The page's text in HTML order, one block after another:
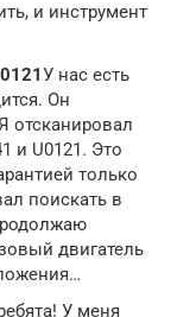
и инструмент
У нас есть
Он
отсканировал
и U0121. Это
только
поискать в
двигатель
У меня